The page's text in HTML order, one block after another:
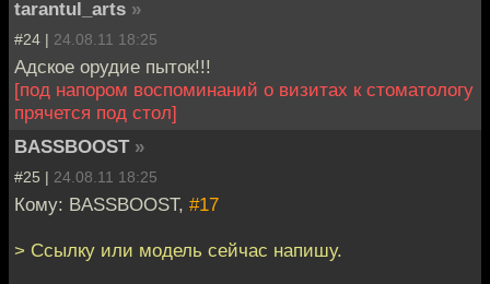
tarantul_arts »
#24 | 24.08.11 18:25
Адское орудие пыток!!!
[под напором воспоминаний о визитах к стоматологу
прячется под стол]
BASSBOOST »
#25 | 24.08.11 18:25
Кому: BASSBOOST, #17
> Ссылку или модель сейчас напишу.